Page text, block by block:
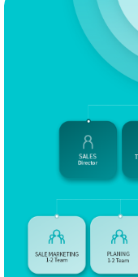
12.
해외
B2M 엔
06.
프로
KB손
영업
대교CNS